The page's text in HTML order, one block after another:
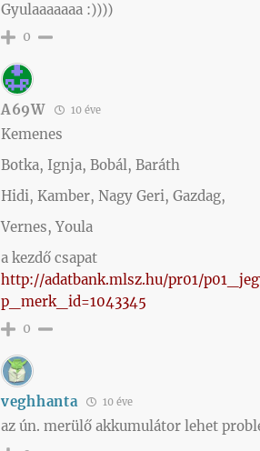
Gyulaaaaaaa :))))
0
A69W 10 éve
Kemenes
Botka, Ignja, Bobál, Baráth
Hidi, Kamber, Nagy Geri, Gazdag,
Vernes, Youla
a kezdő csapat
http://adatbank.mlsz.hu/pr01/
p_merk_id=1043345
0
veghhanta 10 éve
az ún. merülő akkumulátor lehet